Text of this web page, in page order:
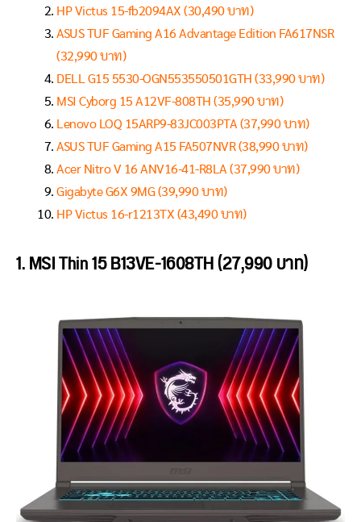
HP Victus 15-fb2094AX (30,490 บาท)
ASUS TUF Gaming A16 Advantage Edition FA617NSR
(32,990 บาท)
DELL G15 5530-OGN553550501GTH (33,990 บาท)
MSI Cyborg 15 A12VF-808TH (35,990 บาท)
Lenovo LOQ 15ARP9-83JC003PTA (37,990 บาท)
ASUS TUF Gaming A15 FA507NVR (38,990 บาท)
Acer Nitro V 16 ANV16-41-R8LA (37,990 บาท)
Gigabyte G6X 9MG (39,990 บาท)
HP Victus 16-r1213TX (43,490 บาท)
1. MSI Thin 15 B13VE-1608TH (27,990 บาท)